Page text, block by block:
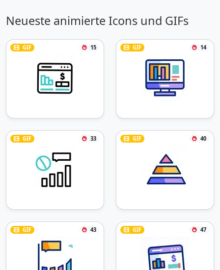
Neueste animierte Icons und GIFs
GIF 15 GIF 14
GIF 33 GIF 40
GIF 43 GIF 47